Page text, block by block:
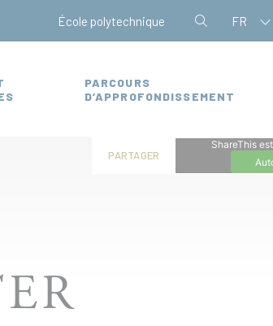
École polytechnique FR
PARCOURS
D’APPROFONDISSEMENT
PARTAGER
ShareThis